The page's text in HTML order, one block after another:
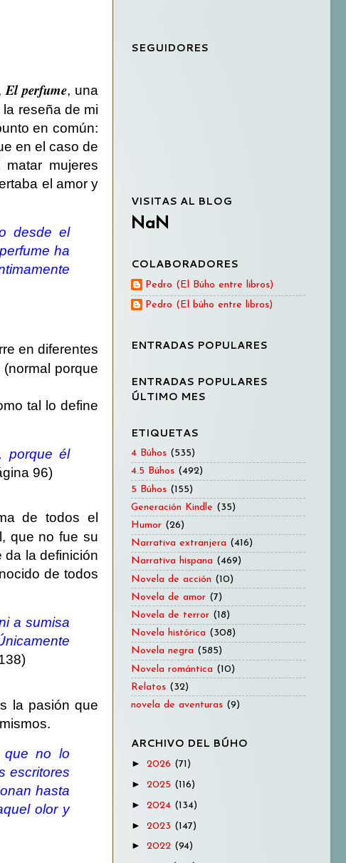
El perfume, una
reseña de mi
en común:
en el caso de
mujeres
el amor y
desde el
ha
en diferentes
(normal porque
tal lo define
porque él
96)
de todos el
que no fue su
da la definición
de todos
a sumisa
la pasión que
que no lo
escritores
hasta
olor y
SEGUIDORES
VISITAS AL BLOG
NaN
COLABORADORES
Pedro (El Búho entre libros)
Pedro (El búho entre libros)
ENTRADAS POPULARES
ENTRADAS POPULARES
ÚLTIMO MES
ETIQUETAS
4 Búhos (535)
4.5 Búhos (492)
5 Búhos (155)
Generación Kindle (35)
Humor (26)
Narrativa extranjera (416)
Narrativa hispana (469)
Novela de acción (10)
Novela de amor (7)
Novela de terror (18)
Novela histórica (308)
Novela negra (585)
Novela romántica (10)
Relatos (32)
novela de aventuras (9)
ARCHIVO DEL BÚHO
► 2026 (71)
► 2025 (116)
► 2024 (134)
► 2023 (147)
► 2022 (94)